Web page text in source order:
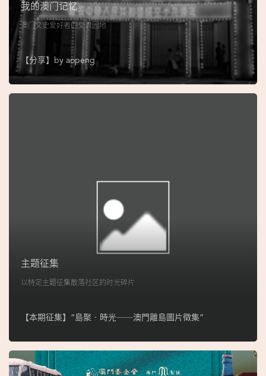
地
妈
阁
我的澳门记忆
澳门文史爱好者的交流园地
【分享】by aopeng
主题征集
以特定主题征集散落社区的时光碎片
【本期征集】“島聚‧時光──澳門離島圖片徵集”